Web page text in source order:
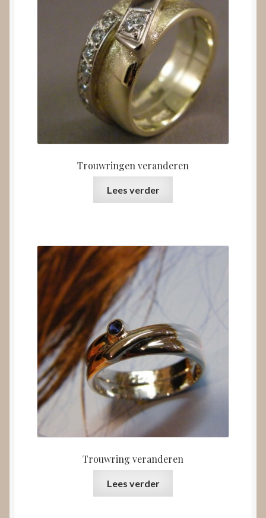
Trouwringen veranderen
Lees verder
Trouwring veranderen
Lees verder